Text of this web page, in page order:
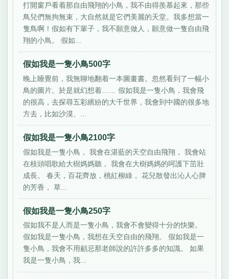
打開窗戶看着那自由飛翔的小鳥，我不由得羨慕起來，那些
鳥兒們無拘無束，大自然就是它們美麗的天堂。我多想當一
隻鳥啊！假如有下輩子，我不願意做人，願意做一隻自由飛
翔的小鳥。 假如...
假如我是一隻小鳥500字
晚上睡覺前，我無聊地翻着一本圖畫書。忽然看到了一幅小
鳥的圖片。於是就幻想着…… 假如我是一隻小鳥，我會飛
的很高，去探尋五彩繽紛的大千世界，我會到中國的很多地
方去，比如沙漠、...
假如我是一隻小鳥2100字
假如我是一隻小鳥， 我會在湛藍的天空自由飛翔， 我會站
在枝頭唱歌給大樹媽媽聽， 我會在大樹媽媽的呵護下茁壯
成長。 春天，百花齊放，桃紅柳綠， 花兒散發出沁人心脾
的芳香， 草...
假如我是一隻小鳥250字
假如我不是人而是一隻小鳥，我會不會變得十分的快樂。
假如我是一隻小鳥，我想在天空自由的飛翔。 假如我是一
隻小鳥，我會不用顧忌那老師說的許許多多的知識。 如果
我是一隻小鳥，我...